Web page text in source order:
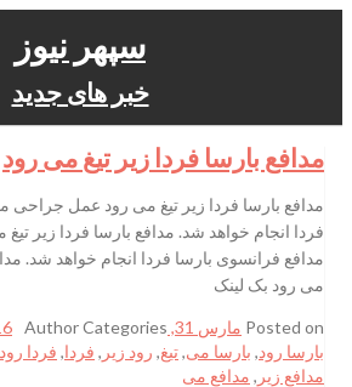
سپهر نیوز
خبر های جدید
مدافع بارسا فردا زیر تیغ می رود
مدافع بارسا فردا زیر تیغ می رود عمل جراحی
فردا انجام خواهد شد. مدافع بارسا فردا زیر
مدافع فرانسوی بارسا فردا انجام خواهد شد.
می رود بک لینک
Posted on مارس 31, 2016 AuthorCategories
بارسا رود, بارسا می,تیغ, رود زیر , فردا, فردا رود
مدافع زیر , مدافع می